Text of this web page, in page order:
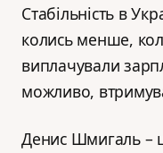
Стабільність в
колись менше,
виплачували
можливо,
Денис Шмигаль –